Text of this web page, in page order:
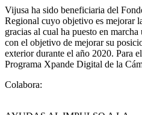
Vijusa ha sido beneficiaria del
Regional cuyo objetivo es mejorar
gracias al cual ha puesto en
con el objetivo de mejorar su
exterior durante el año 2020. Para
Programa Xpande Digital de la
Colabora: